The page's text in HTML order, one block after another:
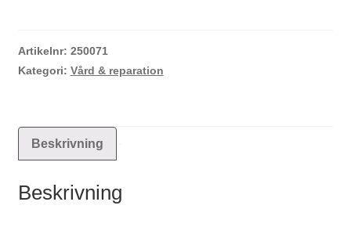
Artikelnr: 250071
Kategori: Vård & reparation
Beskrivning
Beskrivning